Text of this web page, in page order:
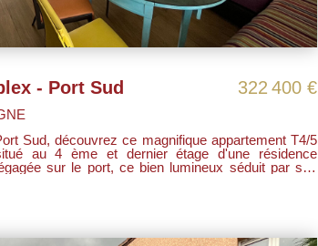
- Port Sud 322 400 €
Sud, découvrez ce magnifique appartement T4/5
au 4 ème et dernier étage d'une résidence
une chambre, une salle d'eau et un WC